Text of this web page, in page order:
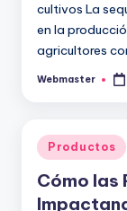
cultivos La
en la
agricultores
Publicado
Webmaster
Publicado
en
Productos
Cómo las